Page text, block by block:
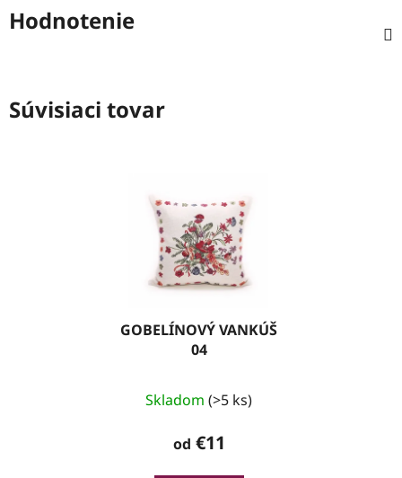
Hodnotenie
Súvisiaci tovar
GOBELÍNOVÝ VANKÚŠ
04
Skladom (>5 ks)
od €11